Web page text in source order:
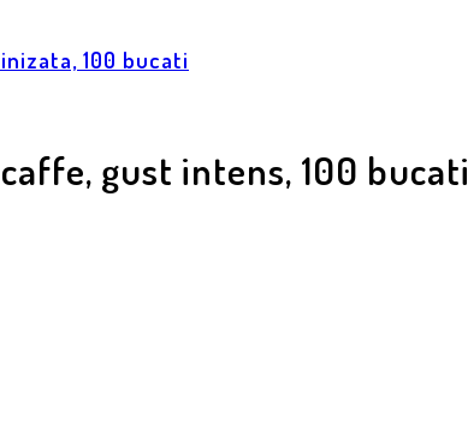
100 bucati
gust intens, 100 bucati